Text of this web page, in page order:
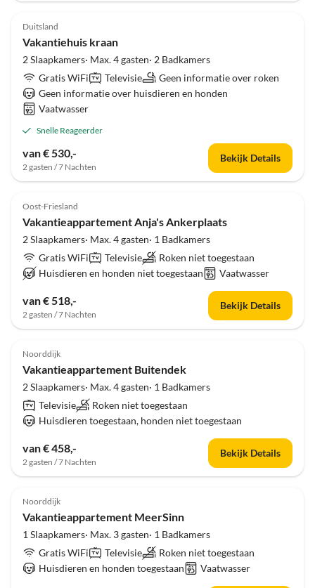
Duitsland
Vakantiehuis kraan
2 Slaapkamers· Max. 4 gasten· 2 Badkamers
Gratis WiFi
Televisie
Geen informatie over roken
Geen informatie over huisdieren en honden
Vaatwasser
Snelle Reageerder
van € 530,-
2 gasten / 7 Nachten
Bekijk Details
Oost-Friesland
Vakantieappartement Anja's Ankerplaats
2 Slaapkamers· Max. 4 gasten· 1 Badkamers
Gratis WiFi
Televisie
Roken niet toegestaan
Huisdieren en honden niet toegestaan
Vaatwasser
van € 518,-
2 gasten / 7 Nachten
Bekijk Details
Noorddijk
Vakantieappartement Buitendek
2 Slaapkamers· Max. 4 gasten· 1 Badkamers
Televisie
Roken niet toegestaan
Huisdieren toegestaan, honden niet toegestaan
van € 458,-
2 gasten / 7 Nachten
Bekijk Details
Noorddijk
Vakantieappartement MeerSinn
1 Slaapkamers· Max. 3 gasten· 1 Badkamers
Gratis WiFi
Televisie
Roken niet toegestaan
Huisdieren en honden toegestaan
Vaatwasser